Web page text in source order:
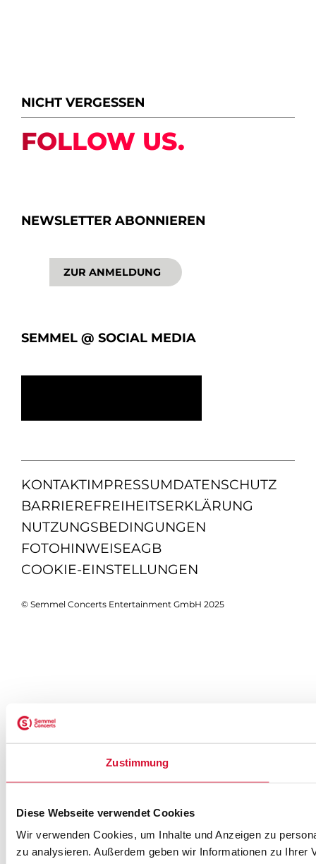
Zustimmung
Diese Webseite verwendet Cookies
Wir verwenden Cookies, um Inhalte und Anzeigen zu
zu analysieren. Außerdem geben wir Informationen zu Ihrer
NICHT VERGESSEN
FOLLOW US.
NEWSLETTER ABONNIEREN
ZUR ANMELDUNG
SEMMEL @ SOCIAL MEDIA
KONTAKTIMPRESSUMDATENSCHUTZ
BARRIEREFREIHEITSERKLÄRUNG
NUTZUNGSBEDINGUNGEN
FOTOHINWEISEAGB
COOKIE-EINSTELLUNGEN
© Semmel Concerts Entertainment GmbH 2025